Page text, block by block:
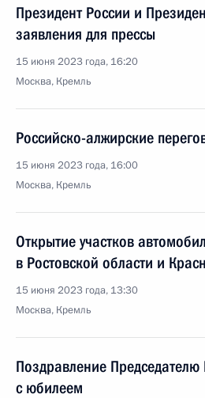
Президент России и
заявления для прессы
15 июня 2023 года, 16:20
Москва, Кремль
Российско-алжирские
15 июня 2023 года, 16:00
Москва, Кремль
Открытие участков
в Ростовской области и
15 июня 2023 года, 13:30
Москва, Кремль
Поздравление
с юбилеем